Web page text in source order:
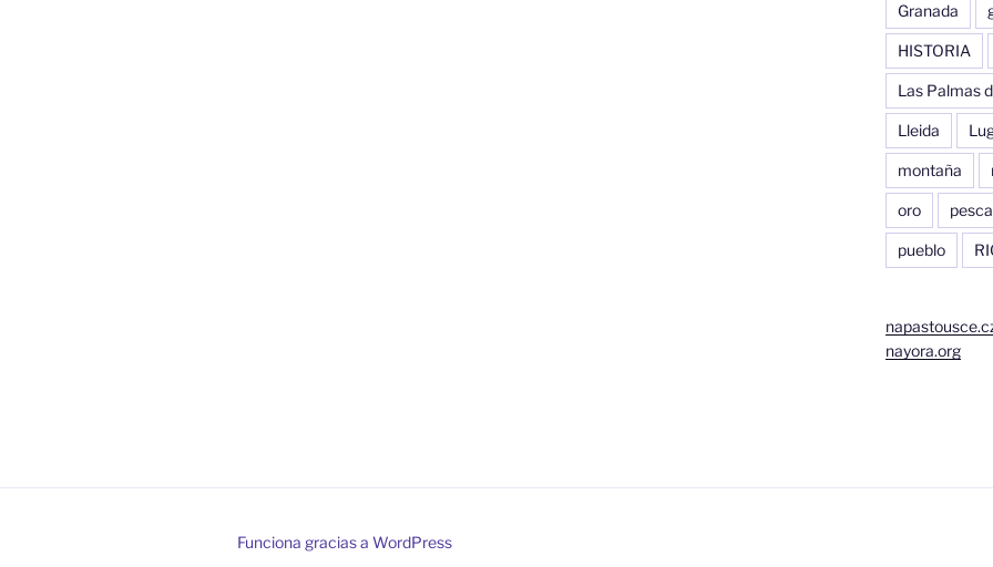
Granada
HISTORIA
Las Palmas
Lleida
montaña
oro pesca
pueblo
nayora.org
Funciona gracias a WordPress